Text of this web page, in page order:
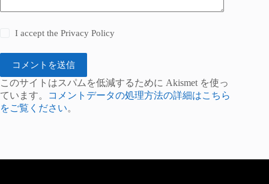
I accept thePrivacy Policy
コメントを送信
このサイトはスパムを低減するために Akismet を使っ
ています。
コメントデータの処理方法の詳細はこちら
をご覧ください。